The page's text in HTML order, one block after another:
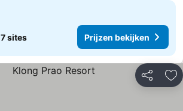
7 sites Prijzen bekijken
Delen